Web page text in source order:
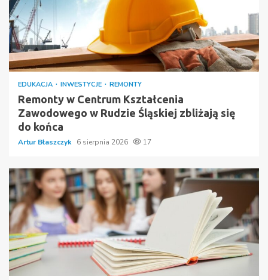
EDUKACJA INWESTYCJE REMONTY
Remonty w Centrum Kształcenia
Zawodowego w Rudzie Śląskiej zbliżają się
do końca
Artur Błaszczyk 6 sierpnia 2026 17